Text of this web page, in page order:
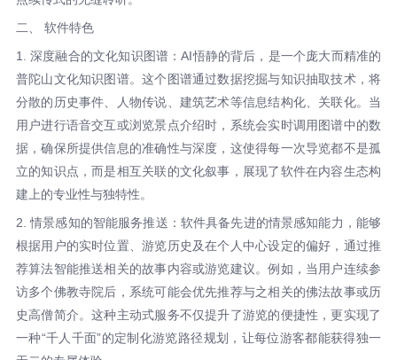
二、 软件特色
1. 深度融合的文化知识图谱：AI悟静的背后，是一个庞大而精准的
普陀山文化知识图谱。这个图谱通过数据挖掘与知识抽取技术，将
分散的历史事件、人物传说、建筑艺术等信息结构化、关联化。当
用户进行语音交互或浏览景点介绍时，系统会实时调用图谱中的数
据，确保所提供信息的准确性与深度，这使得每一次导览都不是孤
立的知识点，而是相互关联的文化叙事，展现了软件在内容生态构
建上的专业性与独特性。
2. 情景感知的智能服务推送：软件具备先进的情景感知能力，能够
根据用户的实时位置、游览历史及在个人中心设定的偏好，通过推
荐算法智能推送相关的故事内容或游览建议。例如，当用户连续参
访多个佛教寺院后，系统可能会优先推荐与之相关的佛法故事或历
史高僧简介。这种主动式服务不仅提升了游览的便捷性，更实现了
一种“千人千面”的定制化游览路径规划，让每位游客都能获得独一